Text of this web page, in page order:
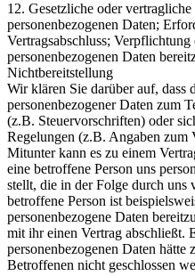
12. Gesetzliche oder
personenbezogenen Daten;
Vertragsabschluss;
personenbezogenen Daten
Nichtbereitstellung
Wir klären Sie darüber auf, dass
personenbezogener Daten zum
(z.B. Steuervorschriften) oder
Regelungen (z.B. Angaben zum
Mitunter kann es zu einem
eine betroffene Person uns
stellt, die in der Folge durch uns
betroffene Person ist
personenbezogene Daten
mit ihr einen Vertrag abschließt.
personenbezogenen Daten hätte
Betroffenen nicht geschlossen